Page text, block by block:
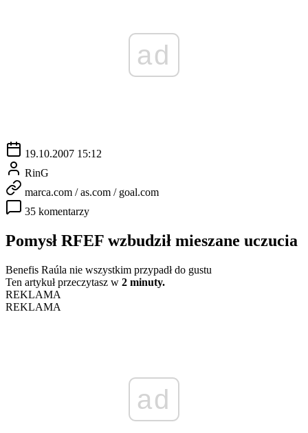
ad
19.10.2007 15:12
RinG
marca.com / as.com / goal.com
35 komentarzy
Pomysł RFEF wzbudził mieszane uczucia
Benefis Raúla nie wszystkim przypadł do gustu
Ten artykuł przeczytasz w 2 minuty.
REKLAMA
REKLAMA
ad